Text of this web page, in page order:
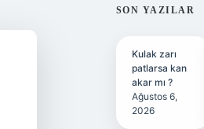
SON YAZILAR
Kulak zarı
patlarsa kan
akar mı ?
Ağustos 6,
2026